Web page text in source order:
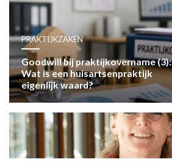
PRAKTIJKZAKEN
Goodwill bij praktijkovername (3):
Wat is een huisartsenpraktijk
eigenlijk waard?